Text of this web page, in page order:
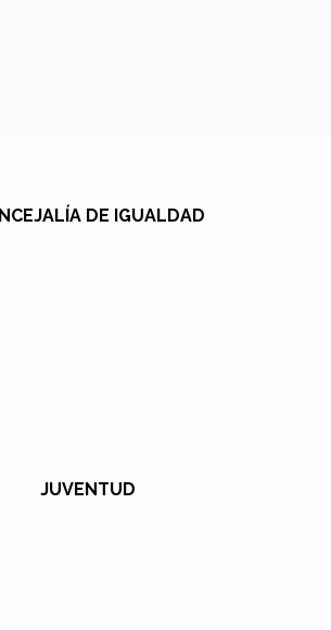
DE IGUALDAD
JUVENTUD